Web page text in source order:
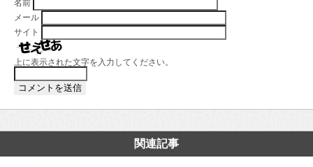
名前
メール
サイト
上に表示された文字を入力してください。
関連記事